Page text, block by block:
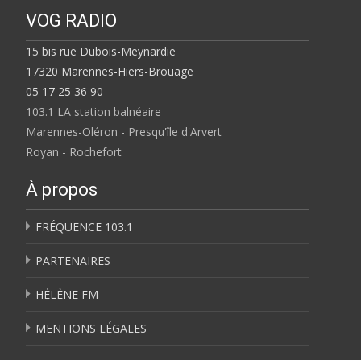
VOG RADIO
15 bis rue Dubois-Meynardie
17320 Marennes-Hiers-Brouage
05 17 25 36 90
103.1 LA station balnéaire
Marennes-Oléron - Presqu'île d'Arvert
Royan - Rochefort
À propos
FRÉQUENCE 103.1
PARTENAIRES
HÉLÈNE FM
MENTIONS LÉGALES